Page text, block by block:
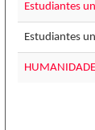
Estudiantes
Estudiantes